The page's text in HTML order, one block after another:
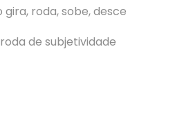
roda, sobe, desce
de subjetividade